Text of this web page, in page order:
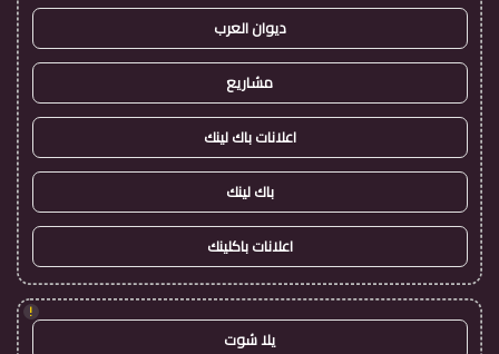
ديوان العرب
مشاريع
اعلانات باك لينك
باك لينك
اعلانات باكلينك
!
يلا شوت